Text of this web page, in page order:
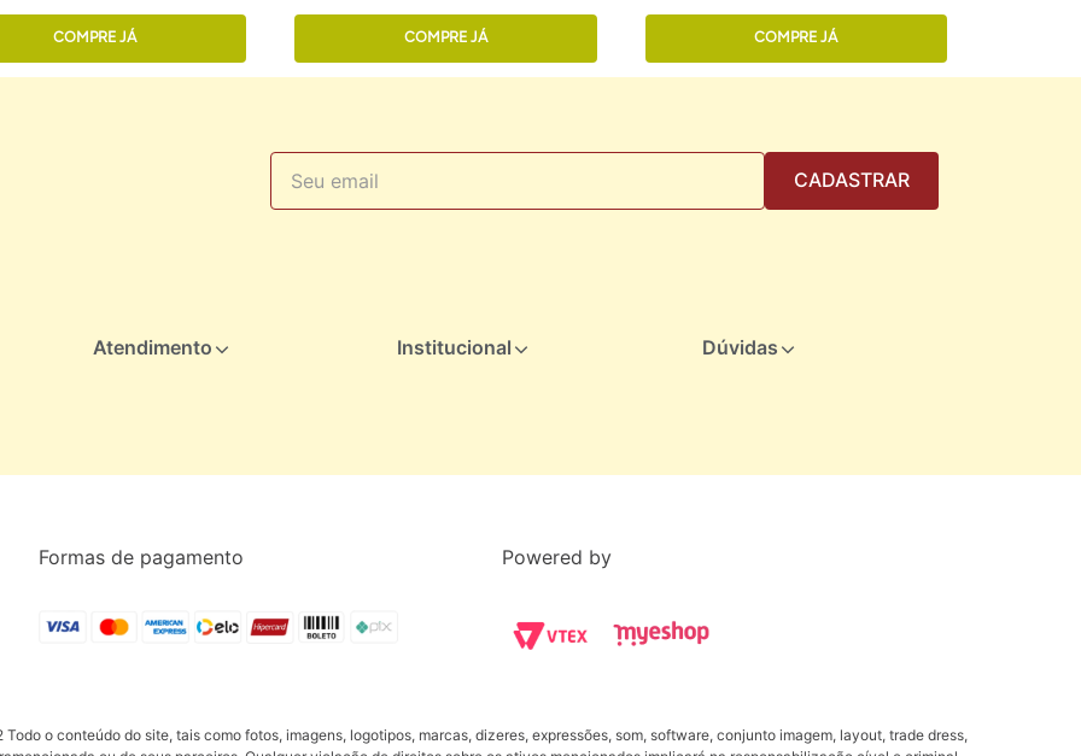
COMPRE JÁ COMPRE JÁ COMPRE JÁ
CADASTRAR
Atendimento Institucional Dúvidas
Formas de pagamento Powered by
o conteúdo do site, tais como fotos, imagens, logotipos, marcas, dizeres, expressões, som, software, conjunto imagem, layout, trade dress,